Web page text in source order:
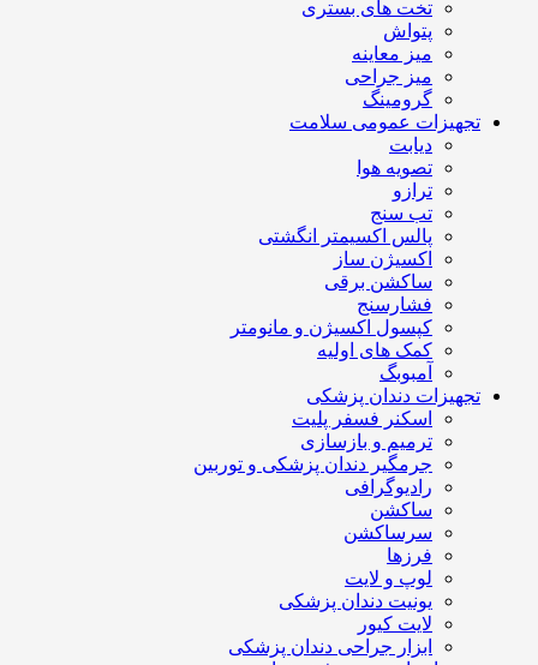
تخت های بستری
پتواش
میز معاینه
میز جراحی
گرومینگ
تجهیزات عمومی سلامت
دیابت
تصویه هوا
ترازو
تب سنج
پالس اکسیمتر انگشتی
اکسیژن ساز
ساکشن برقی
فشارسنج
کپسول اکسیژن و مانومتر
کمک های اولیه
آمبوبگ
تجهیزات دندان پزشکی
اسکنر فسفر پلیت
ترمیم و بازسازی
جرمگیر دندان پزشکی و توربین
رادیوگرافی
ساکشن
سرساکشن
فرزها
لوپ و لایت
یونیت دندان پزشکی
لایت کیور
ابزار جراحی دندان پزشکی